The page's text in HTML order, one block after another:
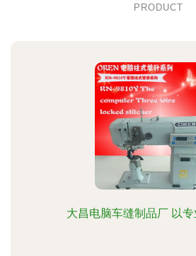
PRODUCT
大昌电脑车缝制品厂 以